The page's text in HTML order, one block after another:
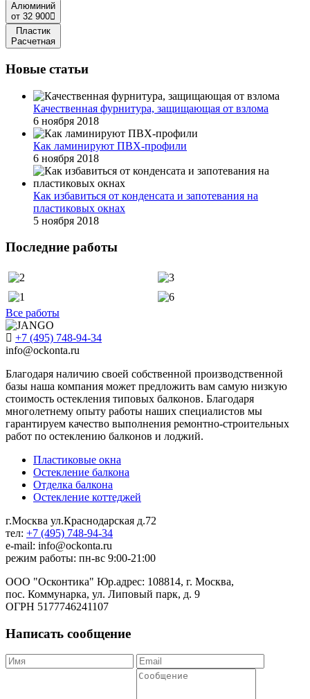
Алюминий
от 32 900
Пластик
Расчетная
Новые статьи
Качественная фурнитура, защищающая от взлома
6 ноября 2018
Как ламинируют ПВХ-профили
6 ноября 2018
Как избавиться от конденсата и запотевания на
пластиковых окнах
5 ноября 2018
Последние работы
Все работы
+7 (495) 748-94-34
info@ockonta.ru
Благодаря наличию своей собственной производственной
базы наша компания может предложить вам самую низкую
стоимость остекления типовых балконов. Благодаря
многолетнему опыту работы наших специалистов мы
гарантируем качество выполнения ремонтно-строительных
работ по остеклению балконов и лоджий.
Пластиковые окна
Остекление балкона
Отделка балкона
Остекление коттеджей
г.Москва ул.Краснодарская д.72
тел: +7 (495) 748-94-34
e-mail: info@ockonta.ru
режим работы: пн-вс 9:00-21:00
ООО "Осконтика" Юр.адрес: 108814, г. Москва,
пос. Коммунарка, ул. Липовый парк, д. 9
ОГРН 5177746241107
Написать сообщение